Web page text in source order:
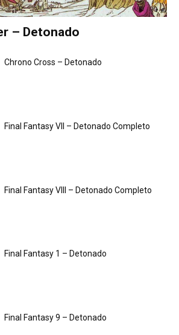
– Detonado
Chrono Cross – Detonado
Final Fantasy VII – Detonado Completo
Final Fantasy VIII – Detonado Completo
Final Fantasy 1 – Detonado
Final Fantasy 9 – Detonado